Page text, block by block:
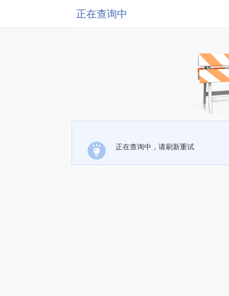
正在查询中
正在查询中，请刷新重试